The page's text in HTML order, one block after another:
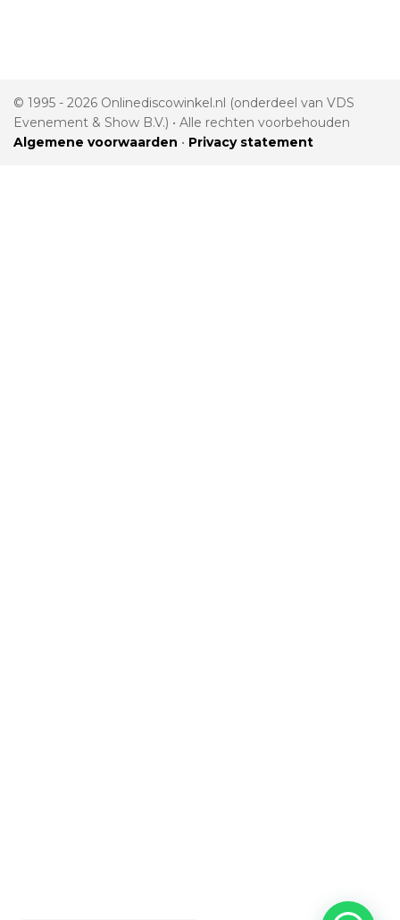
© 1995 - 2026 Onlinediscowinkel.nl (onderdeel van VDS
Evenement & Show B.V.) • Alle rechten voorbehouden
Algemene voorwaarden • Privacy statement